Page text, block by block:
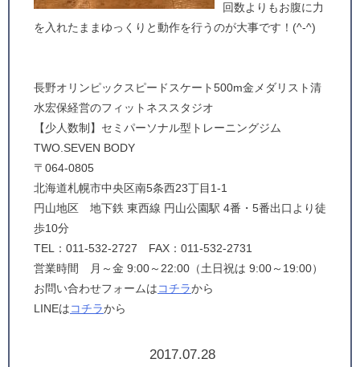
回数よりもお腹に力
を入れたままゆっくりと動作を行うのが大事です！(^-^)
長野オリンピックスピードスケート500m金メダリスト清
水宏保経営のフィットネススタジオ
【少人数制】セミパーソナル型トレーニングジム
TWO.SEVEN BODY
〒064-0805
北海道札幌市中央区南5条西23丁目1-1
円山地区 地下鉄 東西線 円山公園駅 4番・5番出口より徒
歩10分
TEL：011-532-2727 FAX：011-532-2731
営業時間 月～金 9:00～22:00（土日祝は 9:00～19:00）
お問い合わせフォームはコチラから
LINEはコチラから
2017.07.28